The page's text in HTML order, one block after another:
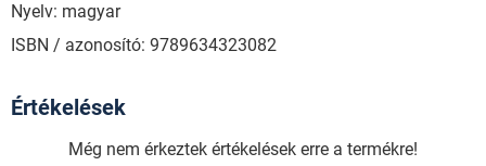
Nyelv: magyar
ISBN / azonosító: 9789634323082
Értékelések
Még nem érkeztek értékelések erre a termékre!